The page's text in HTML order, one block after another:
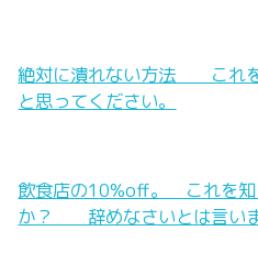
絶対に潰れない方法 これを
と思ってください。
飲食店の10%off。 これを知
か？ 辞めなさいとは言い